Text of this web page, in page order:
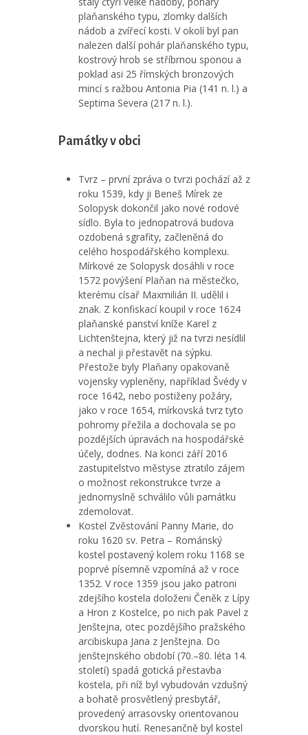
plaňanského typu, zlomky dalších
nádob a zvířecí kosti. V okolí byl pan
nalezen další pohár plaňanského typu,
kostrový hrob se stříbrnou sponou a
poklad asi 25 římských bronzových
mincí s ražbou Antonia Pia (141 n. l.) a
Septima Severa (217 n. l.).
Památky v obci
Tvrz – první zpráva o tvrzi pochází až z
roku 1539, kdy ji Beneš Mírek ze
Solopysk dokončil jako nové rodové
sídlo. Byla to jednopatrová budova
ozdobená sgrafity, začleněná do
celého hospodářského komplexu.
Mírkové ze Solopysk dosáhli v roce
1572 povýšení Plaňan na městečko,
kterému císař Maxmilián II. udělil i
znak. Z konfiskací koupil v roce 1624
plaňanské panství kníže Karel z
Lichtenštejna, který již na tvrzi nesídlil
a nechal ji přestavět na sýpku.
Přestože byly Plaňany opakovaně
vojensky vypleněny, například Švédy v
roce 1642, nebo postiženy požáry,
jako v roce 1654, mírkovská tvrz tyto
pohromy přežila a dochovala se po
pozdějších úpravách na hospodářské
účely, dodnes. Na konci září 2016
zastupitelstvo městyse ztratilo zájem
o možnost rekonstrukce tvrze a
jednomyslně schválilo vůli památku
zdemolovat.
Kostel Zvěstování Panny Marie, do
roku 1620 sv. Petra – Románský
kostel postavený kolem roku 1168 se
poprvé písemně vzpomíná až v roce
1352. V roce 1359 jsou jako patroni
zdejšího kostela doloženi Čeněk z Lípy
a Hron z Kostelce, po nich pak Pavel z
Jenštejna, otec pozdějšího pražského
arcibiskupa Jana z Jenštejna. Do
jenštejnského období (70.–80. léta 14.
století) spadá gotická přestavba
kostela, při níž byl vybudován vzdušný
a bohatě prosvětlený presbytář,
provedený arrasovsky orientovanou
dvorskou hutí. Renesančně byl kostel